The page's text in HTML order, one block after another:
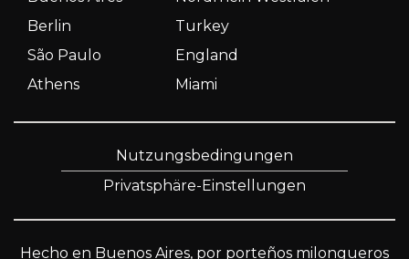
Berlin
Turkey
São Paulo
England
Athens
Miami
Nutzungsbedingungen
Privatsphäre-Einstellungen
Hecho en Buenos Aires, por porteños milongueros